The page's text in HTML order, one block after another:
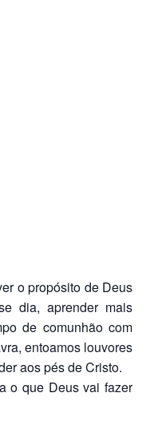
o propósito de Deus
dia, aprender mais
de comunhão com
entoamos louvores
aos pés de Cristo.
o que Deus vai fazer